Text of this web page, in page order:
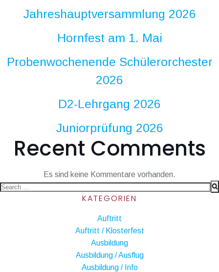
Jahreshauptversammlung 2026
Hornfest am 1. Mai
Probenwochenende Schülerorchester
2026
D2-Lehrgang 2026
Juniorprüfung 2026
Recent Comments
Es sind keine Kommentare vorhanden.
Search
KATEGORIEN
Auftritt
Auftritt / Klosterfest
Ausbildung
Ausbildung / Ausflug
Ausbildung / Info